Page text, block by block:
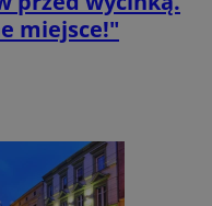
miejsce!"